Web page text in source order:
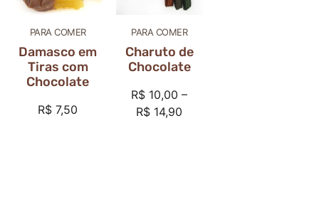
PARA COMER
Damasco em
Tiras com
Chocolate
R$ 7,50
PARA COMER
Charuto de
Chocolate
R$ 10,00 –
R$ 14,90